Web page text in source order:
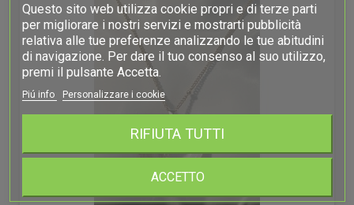
Questo sito web utilizza cookie propri e di terze parti
per migliorare i nostri servizi e mostrarti pubblicità
relativa alle tue preferenze analizzando le tue abitudini
di navigazione. Per dare il tuo consenso al suo utilizzo,
premi il pulsante Accetta.
Piú info Personalizzare i cookie
RIFIUTA TUTTI
ACCETTO